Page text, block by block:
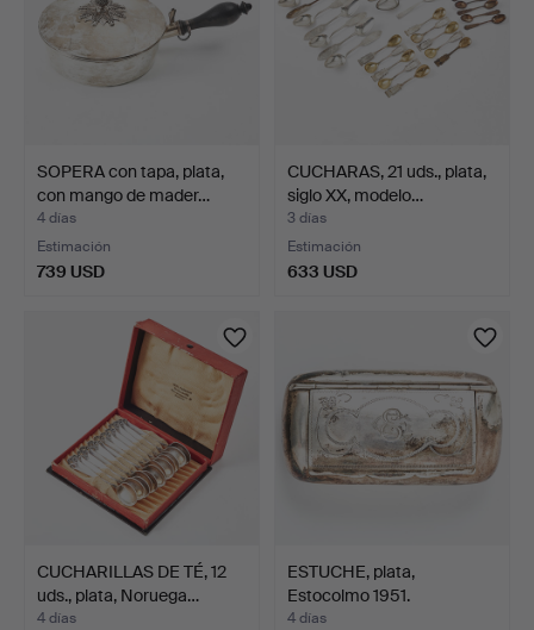
SOPERA con tapa, plata,
con mango de mader…
4 días
Estimación
739 USD
CUCHARAS, 21 uds., plata,
siglo XX, modelo…
3 días
Estimación
633 USD
CUCHARILLAS DE TÉ, 12
uds., plata, Noruega…
4 días
ESTUCHE, plata,
Estocolmo 1951.
4 días